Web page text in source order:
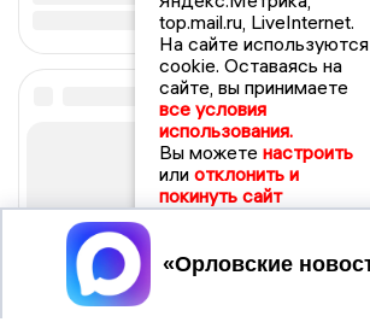
top.mail.ru, LiveInternet.
На сайте используются
cookie. Оставаясь на
сайте, вы принимаете
все условия
использования.
Вы можете настроить
или отклонить и
покинуть сайт
Принять